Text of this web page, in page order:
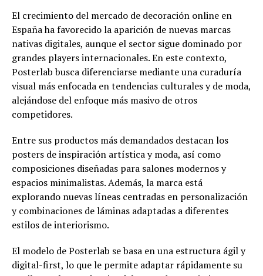
El crecimiento del mercado de decoración online en
España ha favorecido la aparición de nuevas marcas
nativas digitales, aunque el sector sigue dominado por
grandes players internacionales. En este contexto,
Posterlab busca diferenciarse mediante una curaduría
visual más enfocada en tendencias culturales y de moda,
alejándose del enfoque más masivo de otros
competidores.
Entre sus productos más demandados destacan los
posters de inspiración artística y moda, así como
composiciones diseñadas para salones modernos y
espacios minimalistas. Además, la marca está
explorando nuevas líneas centradas en personalización
y combinaciones de láminas adaptadas a diferentes
estilos de interiorismo.
El modelo de Posterlab se basa en una estructura ágil y
digital-first, lo que le permite adaptar rápidamente su